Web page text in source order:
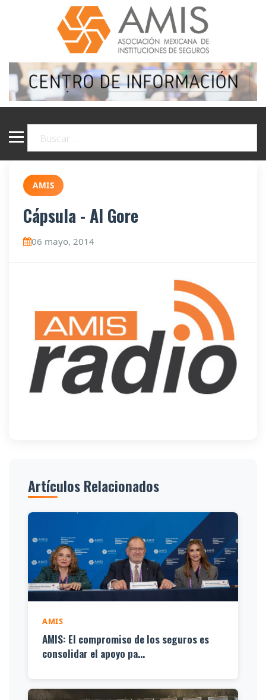
AMIS
Cápsula - Al Gore
06 mayo, 2014
Artículos Relacionados
AMIS
AMIS: El compromiso de los seguros es
consolidar el apoyo pa...